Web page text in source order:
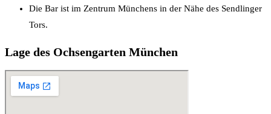
Die Bar ist im Zentrum Münchens in der Nähe des Sendlinger
Tors.
Lage des Ochsengarten München